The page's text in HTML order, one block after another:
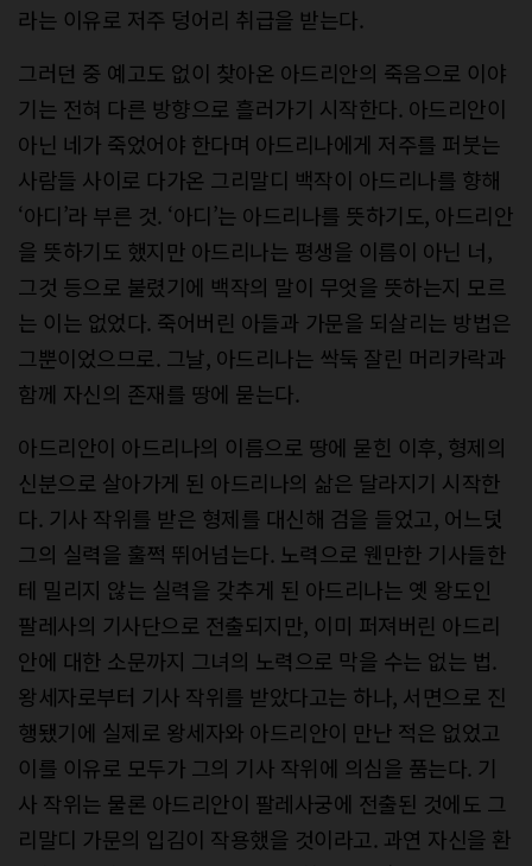
라는 이유로 저주 덩어리 취급을 받는다.
그러던 중 예고도 없이 찾아온 아드리안의 죽음으로 이야
기는 전혀 다른 방향으로 흘러가기 시작한다. 아드리안이
아닌 네가 죽었어야 한다며 아드리나에게 저주를 퍼붓는
사람들 사이로 다가온 그리말디 백작이 아드리나를 향해
‘아디’라 부른 것. ‘아디’는 아드리나를 뜻하기도, 아드리안
을 뜻하기도 했지만 아드리나는 평생을 이름이 아닌 너,
그것 등으로 불렸기에 백작의 말이 무엇을 뜻하는지 모르
는 이는 없었다. 죽어버린 아들과 가문을 되살리는 방법은
그뿐이었으므로. 그날, 아드리나는 싹둑 잘린 머리카락과
함께 자신의 존재를 땅에 묻는다.
아드리안이 아드리나의 이름으로 땅에 묻힌 이후, 형제의
신분으로 살아가게 된 아드리나의 삶은 달라지기 시작한
다. 기사 작위를 받은 형제를 대신해 검을 들었고, 어느덧
그의 실력을 훌쩍 뛰어넘는다. 노력으로 웬만한 기사들한
테 밀리지 않는 실력을 갖추게 된 아드리나는 옛 왕도인
팔레사의 기사단으로 전출되지만, 이미 퍼져버린 아드리
안에 대한 소문까지 그녀의 노력으로 막을 수는 없는 법.
왕세자로부터 기사 작위를 받았다고는 하나, 서면으로 진
행됐기에 실제로 왕세자와 아드리안이 만난 적은 없었고
이를 이유로 모두가 그의 기사 작위에 의심을 품는다. 기
사 작위는 물론 아드리안이 팔레사궁에 전출된 것에도 그
리말디 가문의 입김이 작용했을 것이라고. 과연 자신을 환